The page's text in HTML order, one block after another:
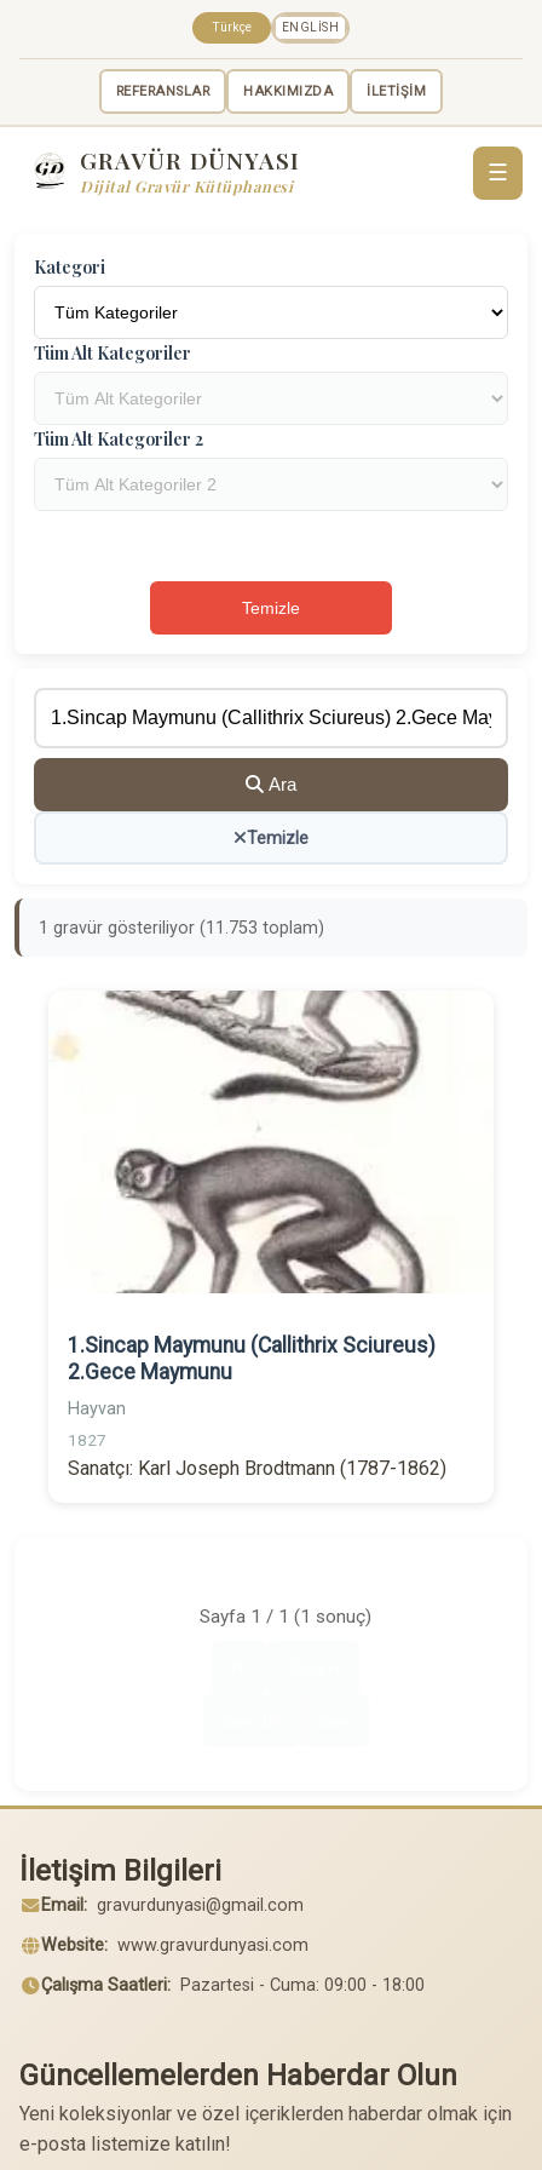
REFERANSLAR HAKKIMIZDA İLETİŞİM
Türkçe ENGLISH
GRAVÜR DÜNYASI
Dijital Gravür Kütüphanesi
☰
Kategori
Tüm Alt Kategoriler
Tüm Alt Kategoriler 2
Temizle
Ara
Temizle
1 gravür gösteriliyor (11.753 toplam)
1.Sincap Maymunu (Callithrix Sciureus)
2.Gece Maymunu
Hayvan
1827
Sanatçı: Karl Joseph Brodtmann (1787-1862)
Sayfa 1 / 1 (1 sonuç)
İletişim Bilgileri
Email: gravurdunyasi@gmail.com
Website: www.gravurdunyasi.com
Çalışma Saatleri: Pazartesi - Cuma: 09:00 - 18:00
Güncellemelerden Haberdar Olun
Yeni koleksiyonlar ve özel içeriklerden haberdar olmak için
e-posta listemize katılın!